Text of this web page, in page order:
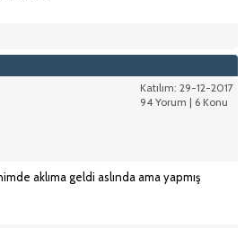
Katılım: 29-12-2017
94 Yorum | 6 Konu
aklıma geldi aslında ama yapmış